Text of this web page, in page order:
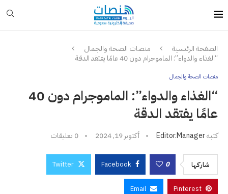
الصفحة الرئيسية
منصات الصحة والجمال
“الغذاء والدواء”: الماموجرام دون 40 عامًا يفتقد الدقة
منصات الصحة والجمال
“الغذاء والدواء”: الماموجرام دون 40
عامًا يفتقد الدقة
كتبهEditor.manager أكتوبر 19, 2024 0 تعليقات
شاركها 0
Facebook
Twitter
Pinterest
Email